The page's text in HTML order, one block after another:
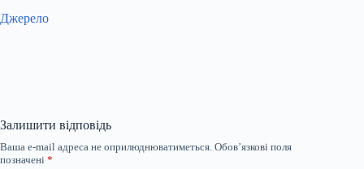
Джерело
Залишити відповідь
Ваша e-mail адреса не оприлюднюватиметься. Обов’язкові поля
позначені *